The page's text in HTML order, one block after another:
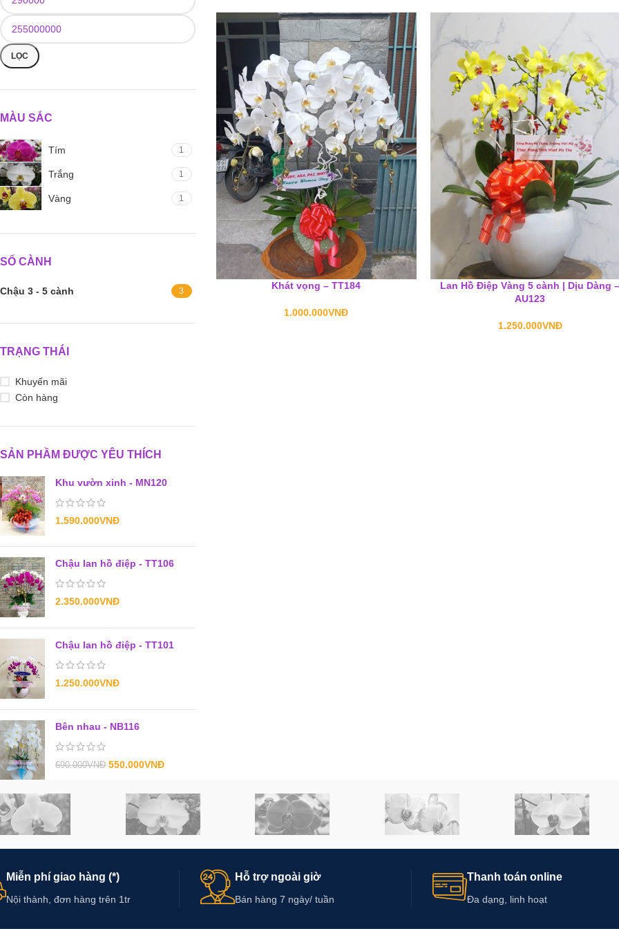
LỌC
MÀU SẮC
Tím 1
Trắng 1
Vàng 1
SỐ CÀNH
Chậu 3 - 5 cành 3
TRẠNG THÁI
Khuyến mãi
Còn hàng
SẢN PHẦM ĐƯỢC YÊU THÍCH
Khu vườn xinh - MN120
1.590.000VNĐ
Chậu lan hồ điệp - TT106
2.350.000VNĐ
Chậu lan hồ điệp - TT101
1.250.000VNĐ
Bên nhau - NB116
690.000VNĐ 550.000VNĐ
Khát vọng – TT184
1.000.000VNĐ
Lan Hồ Điệp Vàng 5 cành | Dịu Dàng –
AU123
1.250.000VNĐ
Miễn phí giao hàng (*)
Nội thành, đơn hàng trên 1tr
Hỗ trợ ngoài giờ
Bán hàng 7 ngày/ tuần
Thanh toán online
Đa dạng, linh hoạt